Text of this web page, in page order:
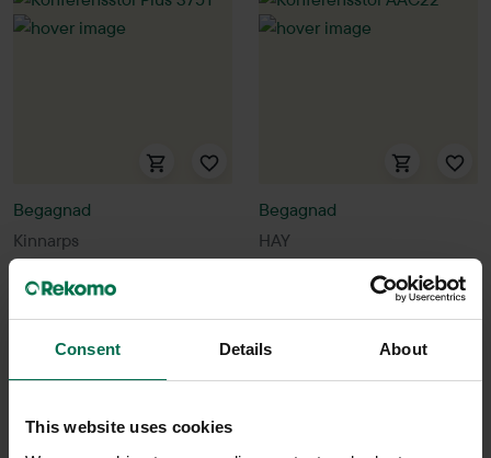
Consent Details About
This website uses cookies
Kinnarps
Begagnad
Konferensstol Plus 375T
1950 kr
Hyr från53kr/mån
22 i lager
Sparar miljön ca 56 kg
HAY
Begagnad
Konferensstol AAC22
1550 kr
Hyr från /mån
10 i lager